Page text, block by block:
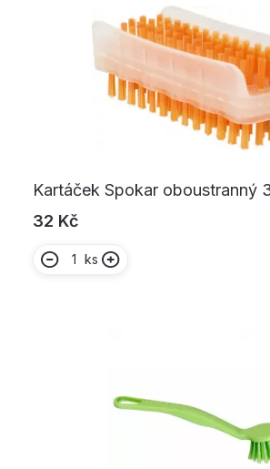
Kartáček Spokar oboustranný
32 Kč
ks